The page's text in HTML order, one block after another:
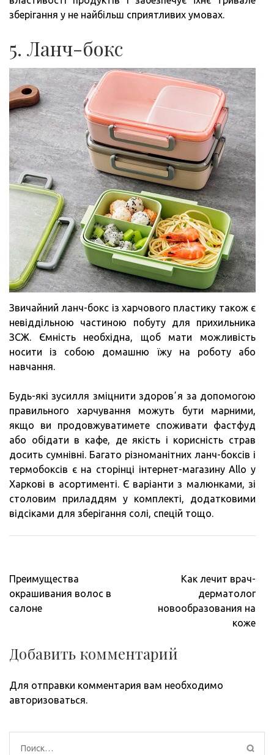
зберігання у не найбільш сприятливих умовах.
5. Ланч-бокс
Звичайний ланч-бокс із харчового пластику також є
невіддільною частиною побуту для прихильника
ЗСЖ. Ємність необхідна, щоб мати можливість
носити із собою домашню їжу на роботу або
навчання.
Будь-які зусилля зміцнити здоровʼя за допомогою
правильного харчування можуть бути марними,
якщо ви продовжуватимете споживати фастфуд
або обідати в кафе, де якість і корисність страв
досить сумнівні. Багато різноманітних ланч-боксів і
термобоксів є на сторінці інтернет-магазину Allo у
Харкові в асортименті. Є варіанти з малюнками, зі
столовим приладдям у комплекті, додатковими
відсіками для зберігання солі, спецій тощо.
Навигация
по
записям
Преимущества
окрашивания волос в
салоне
Как лечит врач-
дерматолог
новообразования на
коже
Добавить комментарий
Для отправки комментария вам необходимо
авторизоваться.
Найти: